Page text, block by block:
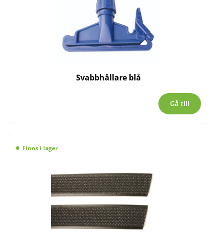
Svabbhållare blå
Gå till
Finns i lager